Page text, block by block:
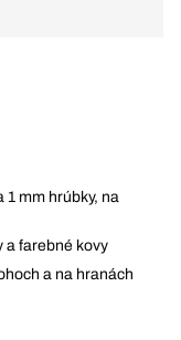
1 mm hrúbky, na
a farebné kovy
a na hranách